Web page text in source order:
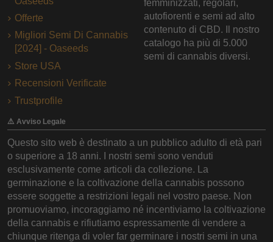
Offerte
Migliori Semi Di Cannabis
[2024] - Oaseeds
Store USA
Recensioni Verificate
Trustprofile
femminizzati, regolari,
autofiorenti e semi ad alto
contenuto di CBD. Il nostro
catalogo ha più di 5.000
semi di cannabis diversi.
⚠️ Avviso Legale
Questo sito web è destinato a un pubblico adulto di età pari
o superiore a 18 anni. I nostri semi sono venduti
esclusivamente come articoli da collezione. La
germinazione e la coltivazione della cannabis possono
essere soggette a restrizioni legali nel vostro paese. Non
promuoviamo, incoraggiamo né incentiviamo la coltivazione
della cannabis e rifiutiamo espressamente di vendere a
chiunque ritenga di voler far germinare i nostri semi in una